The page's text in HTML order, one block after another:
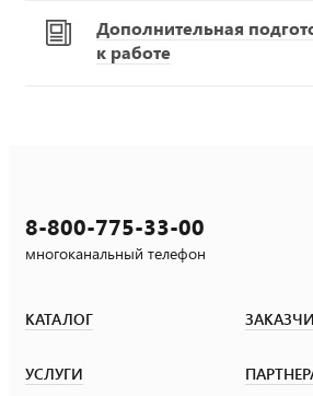
Дополнительная
к работе
8-800-775-33-00
многоканальный телефон
КАТАЛОГ
УСЛУГИ